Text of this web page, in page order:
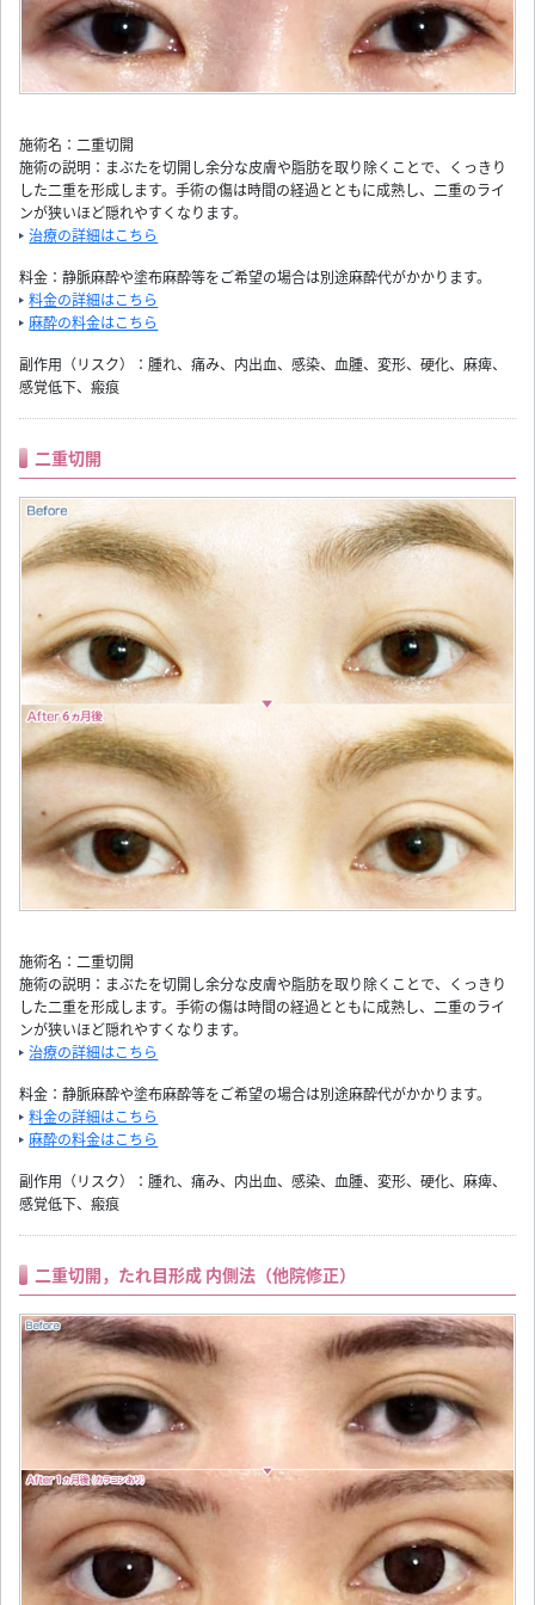
施術名：二重切開
施術の説明：まぶたを切開し余分な皮膚や脂肪を取り除くことで、くっきり
した二重を形成します。手術の傷は時間の経過とともに成熟し、二重のライ
ンが狭いほど隠れやすくなります。
治療の詳細はこちら
料金：静脈麻酔や塗布麻酔等をご希望の場合は別途麻酔代がかかります。
料金の詳細はこちら
麻酔の料金はこちら
副作用（リスク）：腫れ、痛み、内出血、感染、血腫、変形、硬化、麻痺、
感覚低下、瘢痕
二重切開
施術名：二重切開
施術の説明：まぶたを切開し余分な皮膚や脂肪を取り除くことで、くっきり
した二重を形成します。手術の傷は時間の経過とともに成熟し、二重のライ
ンが狭いほど隠れやすくなります。
治療の詳細はこちら
料金：静脈麻酔や塗布麻酔等をご希望の場合は別途麻酔代がかかります。
料金の詳細はこちら
麻酔の料金はこちら
副作用（リスク）：腫れ、痛み、内出血、感染、血腫、変形、硬化、麻痺、
感覚低下、瘢痕
二重切開，たれ目形成 内側法（他院修正）